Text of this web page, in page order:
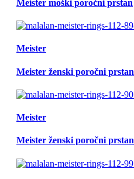
Meister moški poročni prstan
Meister
Meister ženski poročni prstan
Meister
Meister ženski poročni prstan